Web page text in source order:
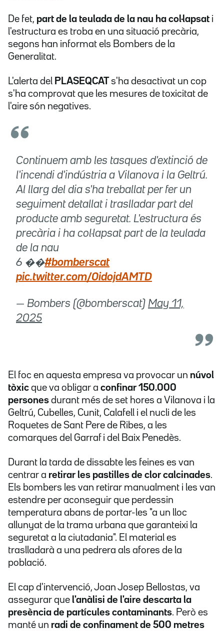
De fet, part de la teulada de la nau ha col·lapsat i
l'estructura es troba en una situació precària,
segons han informat els Bombers de la
Generalitat.
L'alerta del PLASEQCAT s'ha desactivat un cop
s'ha comprovat que les mesures de toxicitat de
l'aire són negatives.
Continuem amb les tasques d'extinció de
l'incendi d'indústria a Vilanova i la Geltrú.
Al llarg del dia s'ha treballat per fer un
seguiment detallat i traslladar part del
producte amb seguretat. L'estructura és
precària i ha col·lapsat part de la teulada
de la nau
6 ��#bomberscat
pic.twitter.com/0idojdAMTD
— Bombers (@bomberscat) May 11,
2025
El foc en aquesta empresa va provocar un núvol
tòxic que va obligar a confinar 150.000
persones durant més de set hores a Vilanova i la
Geltrú, Cubelles, Cunit, Calafell i el nucli de les
Roquetes de Sant Pere de Ribes, a les
comarques del Garraf i del Baix Penedès.
Durant la tarda de dissabte les feines es van
centrar a retirar les pastilles de clor calcinades.
Els bombers les van retirar manualment i les van
estendre per aconseguir que perdessin
temperatura abans de portar-les "a un lloc
allunyat de la trama urbana que garanteixi la
seguretat a la ciutadania". El material es
traslladarà a una pedrera als afores de la
població.
El cap d'intervenció, Joan Josep Bellostas, va
assegurar que l'anàlisi de l'aire descarta la
presència de partícules contaminants. Però es
manté un radi de confinament de 500 metres